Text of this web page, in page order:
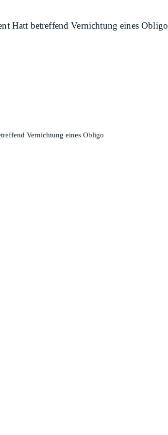
Hatt betreffend Vernichtung eines Obligo
Vernichtung eines Obligo